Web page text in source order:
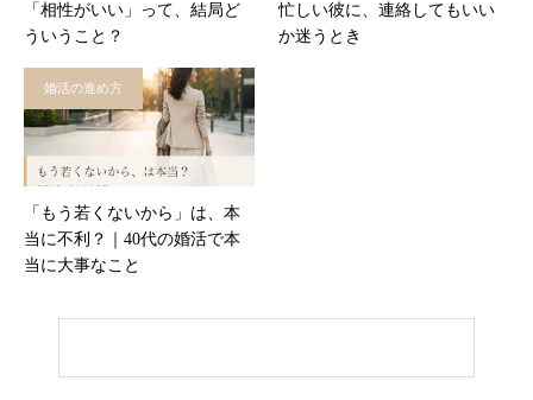
「相性がいい」って、結局ど
ういうこと？
忙しい彼に、連絡してもいい
か迷うとき
婚活の進め方
「もう若くないから」は、本
当に不利？｜40代の婚活で本
当に大事なこと